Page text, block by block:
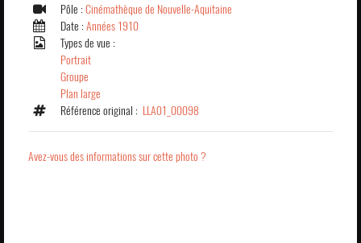
Pôle : Cinémathèque de Nouvelle-Aquitaine
Date : Années 1910
Types de vue :
Portrait
Groupe
Plan large
Référence original : LLA01_00098
Avez-vous des informations sur cette photo ?